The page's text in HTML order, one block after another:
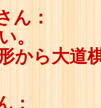
ん：
。
から大道
：